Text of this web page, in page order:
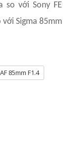
so với Sony FE
Sigma 85mm
85mm F1.4